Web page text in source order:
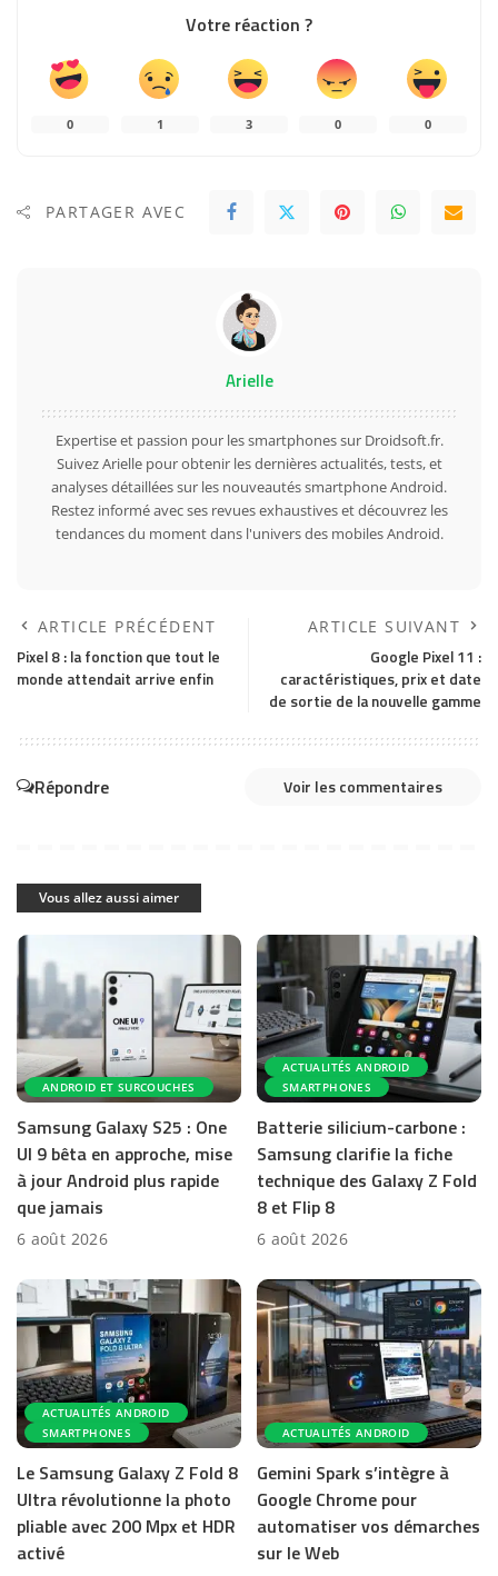
Votre réaction ?
0 1 3 0 0
PARTAGER AVEC
Arielle
Expertise et passion pour les smartphones sur Droidsoft.fr.
Suivez Arielle pour obtenir les dernières actualités, tests, et
analyses détaillées sur les nouveautés smartphone Android.
Restez informé avec ses revues exhaustives et découvrez les
tendances du moment dans l'univers des mobiles Android.
ARTICLE PRÉCÉDENT
Pixel 8 : la fonction que tout le
monde attendait arrive enfin
ARTICLE SUIVANT
Google Pixel 11 :
caractéristiques, prix et date
de sortie de la nouvelle gamme
Répondre Voir les commentaires
Vous allez aussi aimer
ANDROID ET SURCOUCHES
Samsung Galaxy S25 : One
UI 9 bêta en approche, mise
à jour Android plus rapide
que jamais
6 août 2026
ACTUALITÉS ANDROID
SMARTPHONES
Batterie silicium-carbone :
Samsung clarifie la fiche
technique des Galaxy Z Fold
8 et Flip 8
6 août 2026
ACTUALITÉS ANDROID
SMARTPHONES
Le Samsung Galaxy Z Fold 8
Ultra révolutionne la photo
pliable avec 200 Mpx et HDR
activé
ACTUALITÉS ANDROID
Gemini Spark s’intègre à
Google Chrome pour
automatiser vos démarches
sur le Web